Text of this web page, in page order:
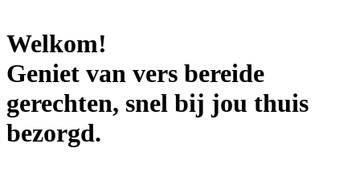
Welkom!
Geniet van vers bereide
gerechten, snel bij jou thuis
bezorgd.